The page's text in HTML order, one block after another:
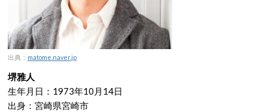
出典： matome.naver.jp
堺雅人
生年月日：1973年10月14日
出身：宮崎県宮崎市